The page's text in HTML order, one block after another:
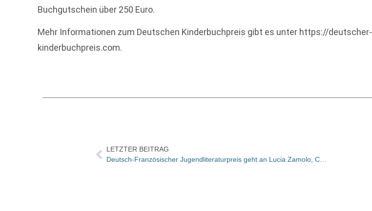
Buchgutschein über 250 Euro.
Mehr Informationen zum Deutschen Kinderbuchpreis gibt es unter https://deutscher-
kinderbuchpreis.com.
LETZTER BEITRAG
Deutsch-Französischer Jugendliteraturpreis geht an Lucia Zamolo, Chloé Guidoux und Claire Martha